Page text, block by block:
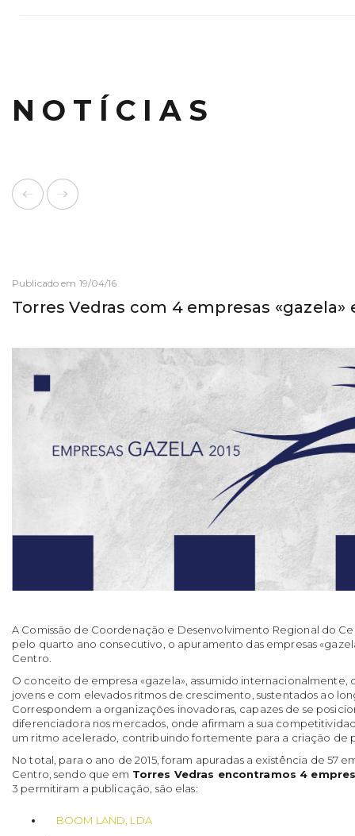
NOTÍCIAS
Publicado em 19/04/16
Torres Vedras com 4 empresas «gazela»
A Comissão de Coordenação e Desenvolvimento Regional do
pelo quarto ano consecutivo, o apuramento das empresas
Centro.
O conceito de empresa «gazela», assumido internacionalmente,
jovens e com elevados ritmos de crescimento, sustentados ao
Correspondem a organizações inovadoras, capazes de se
diferenciadora nos mercados, onde afirmam a sua
um ritmo acelerado, contribuindo fortemente para a criação de
No total, para o ano de 2015, foram apuradas a existência de 57
Centro, sendo que em Torres Vedras encontramos 4
3 permitiram a publicação, são elas:
BOOM LAND, LDA